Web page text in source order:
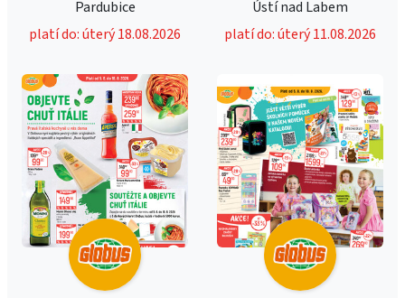
Pardubice
platí do: úterý 18.08.2026
Ústí nad Labem
platí do: úterý 11.08.2026